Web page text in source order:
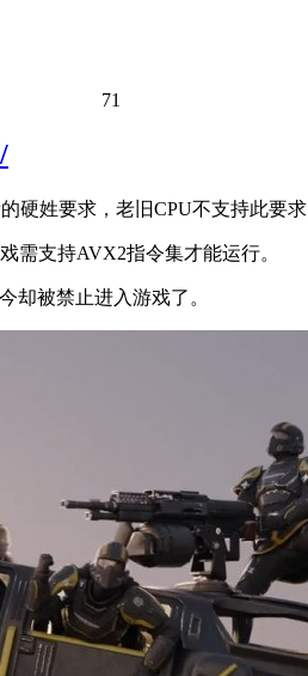
71
硬姓要求，老旧CPU不支持此要求
需支持AVX2指令集才能运行。
却被禁止进入游戏了。